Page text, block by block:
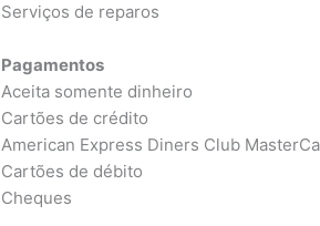
Serviços de reparos
Pagamentos
Aceita somente dinheiro
Cartões de crédito
American Express Diners Club
Cartões de débito
Cheques